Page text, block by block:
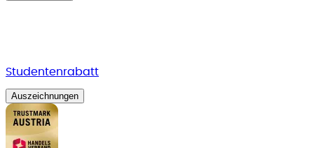
Studentenrabatt
Auszeichnungen